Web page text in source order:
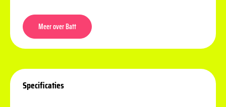
Meer over Batt
Specificaties